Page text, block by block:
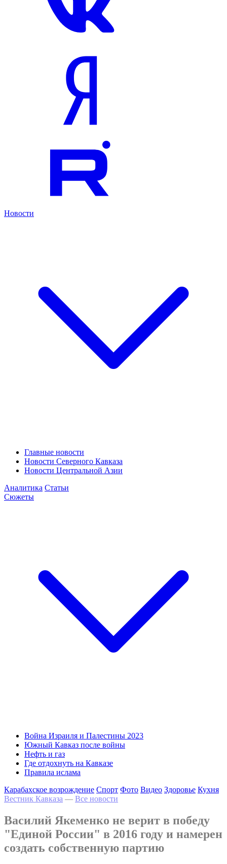
Новости
Главные новости
Новости Северного Кавказа
Новости Центральной Азии
Аналитика Статьи
Сюжеты
Война Израиля и Палестины 2023
Южный Кавказ после войны
Нефть и газ
Где отдохнуть на Кавказе
Правила ислама
Карабахское возрождение Спорт Фото Видео Здоровье Кухня
Вестник Кавказа — Все новости
Василий Якеменко не верит в победу
"Единой России" в 2016 году и намерен
создать собственную партию